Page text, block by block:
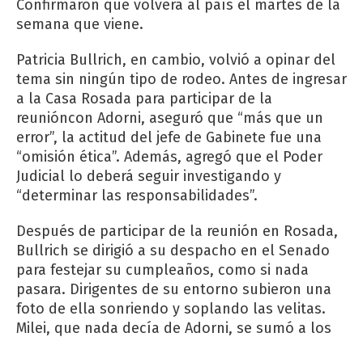
Confirmaron que volverá al país el martes de la
semana que viene.
Patricia Bullrich, en cambio, volvió a opinar del
tema sin ningún tipo de rodeo. Antes de ingresar
a la Casa Rosada para participar de la
reunióncon Adorni, aseguró que “más que un
error”, la actitud del jefe de Gabinete fue una
“omisión ética”. Además, agregó que el Poder
Judicial lo deberá seguir investigando y
“determinar las responsabilidades”.
Después de participar de la reunión en Rosada,
Bullrich se dirigió a su despacho en el Senado
para festejar su cumpleaños, como si nada
pasara. Dirigentes de su entorno subieron una
foto de ella sonriendo y soplando las velitas.
Milei, que nada decía de Adorni, se sumó a los